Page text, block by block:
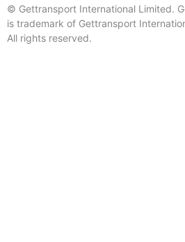
© Gettransport International Limited.
is trademark of Gettransport
All rights reserved.